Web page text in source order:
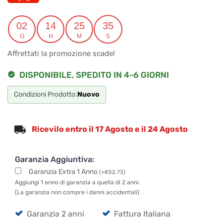
era:
€555.00.
è:
€527.25.
02
G
14
H
25
M
35
S
Affrettati la promozione scade!
DISPONIBILE, SPEDITO IN 4-6 GIORNI
Condizioni Prodotto:Nuovo
Ricevilo entro il 17 Agosto e il 24 Agosto
Garanzia Aggiuntiva:
Garanzia Extra 1 Anno (+€52.73)
Aggiungi 1 anno di garanzia a quella di 2 anni.
(La garanzia non compre i danni accidentali)
Garanzia 2 anni
Fattura Italiana